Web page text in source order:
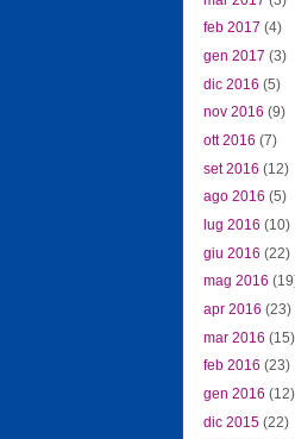
feb 2017 (4)
gen 2017 (3)
dic 2016 (5)
nov 2016 (9)
ott 2016 (7)
set 2016 (12)
ago 2016 (5)
lug 2016 (10)
giu 2016 (22)
mag 2016
apr 2016 (23)
mar 2016 (15)
feb 2016 (23)
gen 2016 (12)
dic 2015 (22)